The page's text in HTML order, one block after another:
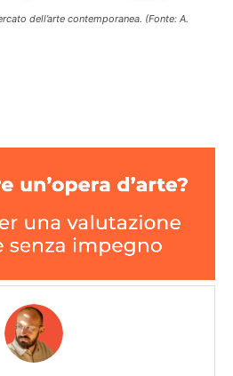
dell’arte contemporanea. (Fonte: A.